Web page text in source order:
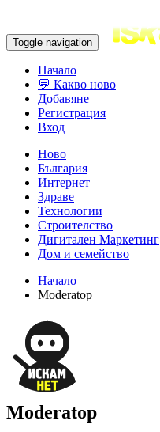
Toggle navigation
Начало
💬 Какво ново
Добавяне
Регистрация
Вход
Ново
България
Интернет
Здраве
Технологии
Строителство
Дигитален Маркетинг
Дом и семейство
Начало
Moderatop
Moderatop